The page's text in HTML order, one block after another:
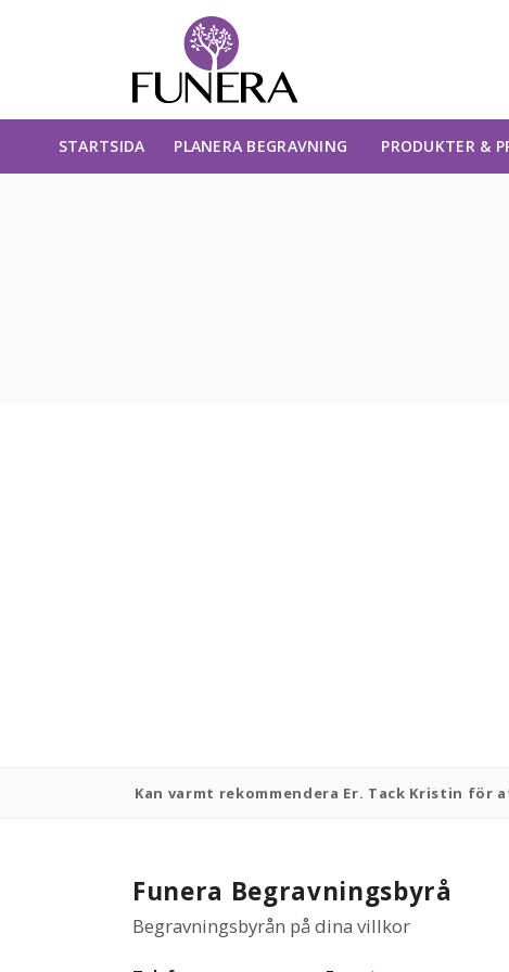
STARTSIDA PLANERA BEGRAVNING PRODUKTER &
Kan varmt rekommendera Er. Tack Kristin för
Funera Begravningsbyrå
Begravningsbyrån på dina villkor